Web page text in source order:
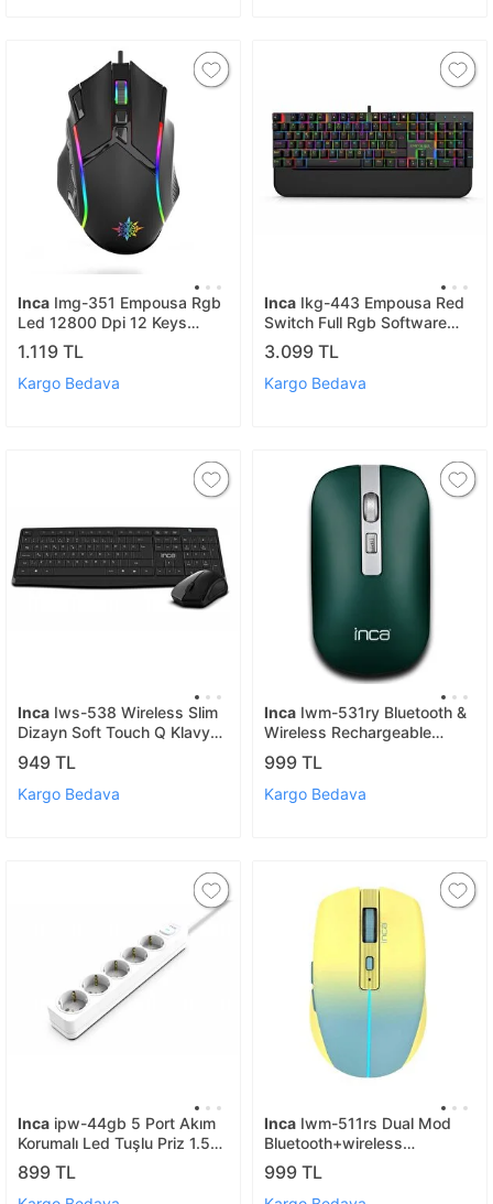
Inca Img-351 Empousa Rgb
Led 12800 Dpi 12 Keys
Macro Programmable
Gaming Mouse
1.119 TL
Kargo Bedava
Inca Ikg-443 Empousa Red
Switch Full Rgb Software
3.099 TL
Kargo Bedava
Inca Iws-538 Wireless Slim
Dizayn Soft Touch Q Klavye
& Mouse Set
949 TL
Kargo Bedava
Inca Iwm-531ry Bluetooth &
Wireless Rechargeable
Special Metallic Silent Mouse
999 TL
Kargo Bedava
Inca ipw-44gb 5 Port Akım
Korumalı Led Tuşlu Priz 1.5m
- Beyaz
899 TL
Inca Iwm-511rs Dual Mod
Bluetooth+wireless
Rechargeable Gradient Color
Silent Mouse
999 TL